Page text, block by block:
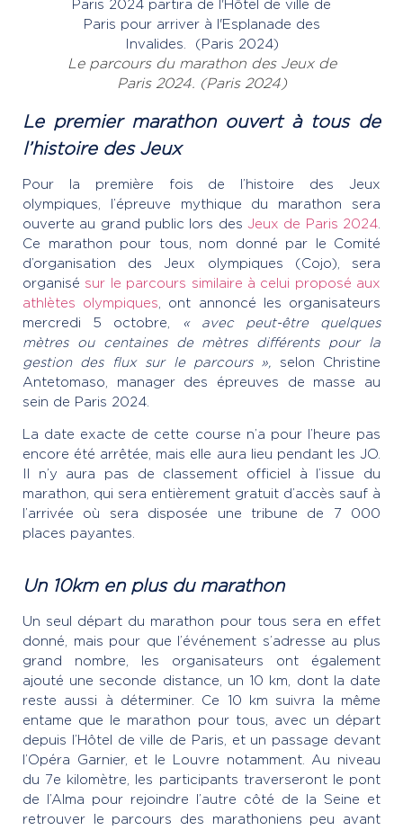
Le parcours du marathon des Jeux de
Paris 2024. (Paris 2024)
Le premier marathon ouvert à tous de
l’histoire des Jeux
Pour la première fois de l’histoire des Jeux
olympiques, l’épreuve mythique du marathon sera
ouverte au grand public lors des Jeux de Paris 2024
Ce marathon pour tous, nom donné par le Comité
d’organisation des Jeux olympiques (Cojo), sera
organisé sur le parcours similaire à celui proposé aux
athlètes olympiques , ont annoncé les organisateurs
mercredi 5 octobre, « avec peut-être quelques
mètres ou centaines de mètres différents pour la
gestion des flux sur le parcours », selon Christine
Antetomaso, manager des épreuves de masse au
sein de Paris 2024.
La date exacte de cette course n’a pour l’heure pas
encore été arrêtée, mais elle aura lieu pendant les JO.
Il n’y aura pas de classement officiel à l’issue du
marathon, qui sera entièrement gratuit d’accès sauf à
l’arrivée où sera disposée une tribune de 7 000
places payantes.
Un 10km en plus du marathon
Un seul départ du marathon pour tous sera en effet
donné, mais pour que l’événement s’adresse au plus
grand nombre, les organisateurs ont également
ajouté une seconde distance, un 10 km, dont la date
reste aussi à déterminer. Ce 10 km suivra la même
entame que le marathon pour tous, avec un départ
depuis l’Hôtel de ville de Paris, et un passage devant
l’Opéra Garnier, et le Louvre notamment. Au niveau
du 7e kilomètre, les participants traverseront le pont
de l’Alma pour rejoindre l’autre côté de la Seine et
retrouver le parcours des marathoniens peu avant